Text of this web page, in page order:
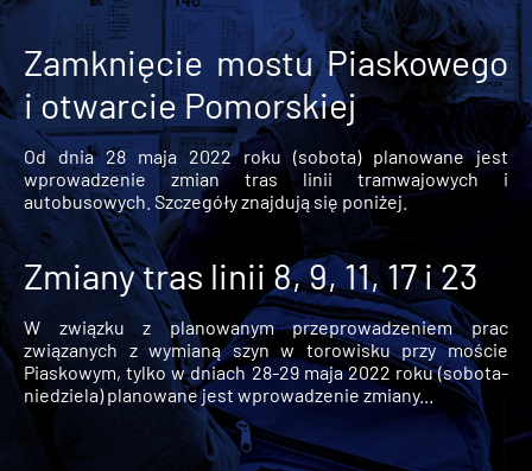
Zamknięcie mostu Piaskowego
i otwarcie Pomorskiej
Od dnia 28 maja 2022 roku (sobota) planowane jest
wprowadzenie zmian tras linii tramwajowych i
autobusowych. Szczegóły znajdują się poniżej.
Zmiany tras linii 8, 9, 11, 17 i 23
W związku z planowanym przeprowadzeniem prac
związanych z wymianą szyn w torowisku przy moście
Piaskowym, tylko w dniach 28-29 maja 2022 roku (sobota-
niedziela) planowane jest wprowadzenie zmiany...